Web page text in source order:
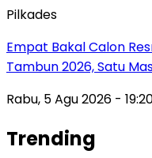
Pilkades
Empat Bakal Calon
Tambun 2026, Satu
Rabu, 5 Agu 2026 -
Trending